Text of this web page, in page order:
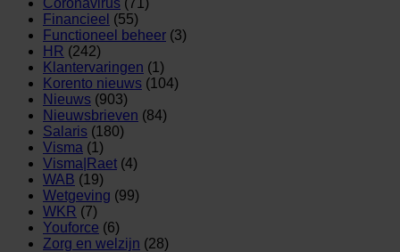
Financieel (55)
Functioneel beheer (3)
HR (242)
Klantervaringen (1)
Korento nieuws (104)
Nieuws (903)
Nieuwsbrieven (84)
Salaris (180)
Visma (1)
Visma|Raet (4)
WAB (19)
Wetgeving (99)
WKR (7)
Youforce (6)
Zorg en welzijn (28)